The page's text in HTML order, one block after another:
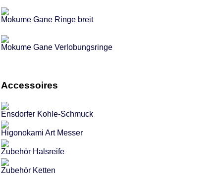
Mokume Gane Ringe breit
Mokume Gane Verlobungsringe
Accessoires
Ensdorfer Kohle-Schmuck
Higonokami Art Messer
Zubehör Halsreife
Zubehör Ketten